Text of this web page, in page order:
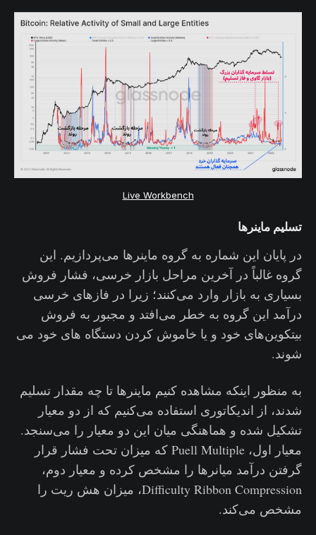
Live Workbench
تسلیم ماینرها
در پایان این شماره به گروه ماینرها می‌پردازیم. این
گروه غالباً در آخرین مراحل بازار خرسی، فشار فروش
بسیاری به بازار وارد می‌کنند؛ زیرا در فازهای خرسی
درآمد این گروه به خطر می‌افتد و مجبور به فروش
بیتکوین‌های خود و یا خاموش کردن دستگاه های خود می
شوند.
به منظور اینکه مشاهده کنیم ماینرها تا چه مقدار تسلیم
شدند، از اندیکاتوری استفاده می‌کنیم که از دو معیار
تشکیل شده و هماهنگی میان این دو معیار را می‌سنجد.
معیار اول، Puell Multiple که میزان تحت فشار قرار
گرفتن درآمد میانرها را مشخص کرده و معیار دوم،
Difficulty Ribbon Compression، میزان هش ریت را
مشخص می‌کند.